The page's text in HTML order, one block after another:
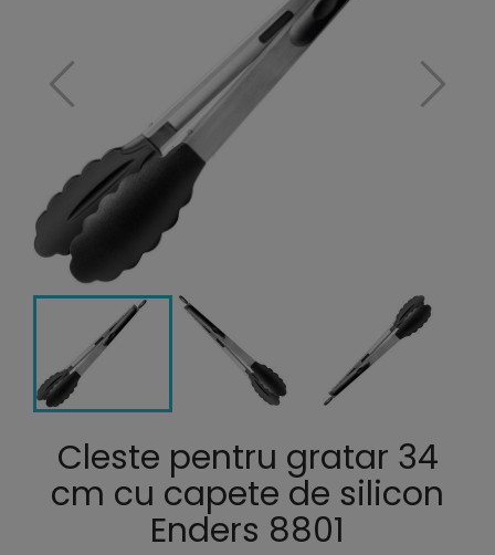
Cleste pentru gratar 34
cm cu capete de silicon
Enders 8801